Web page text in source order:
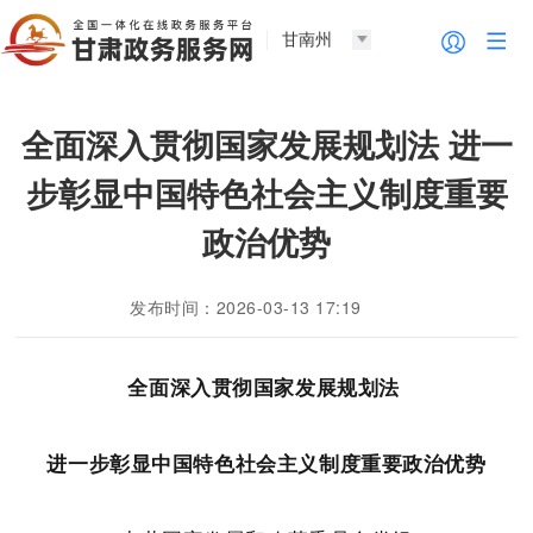
甘南州
全面深入贯彻国家发展规划法 进一
步彰显中国特色社会主义制度重要
政治优势
发布时间：2026-03-13 17:19
全面深入贯彻国家发展规划法
进一步彰显中国特色社会主义制度重要政治优势